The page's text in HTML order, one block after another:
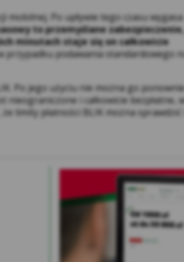
mobilnej. Po upływie tego czasu wygasa
to przemyślane zabezpieczenie,
minutach staje się on całkowicie
przypadku podawania standardowego
Po jego użyciu nie można go ponownie
i całkowicie bezpłatne,
limity płatności BLIK można sprawdzić i
Serwisu.
dotyczących cookies w
przeglądarek internetowych,
Serwisu, w tym podstron
w plikach cookies, które
z Serwisu uczynić możliwie jak
Stefczyka lub Podmioty, których tzw.
Serwisu (klientów Kasy) jest
Stefczyka z siedzibą w Gdyni, przy ul.
Broszura informacyjna dla klientów
danych osobowych przez
kliknąć w poniższy link